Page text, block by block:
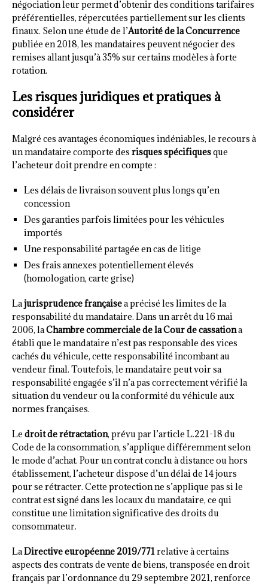
négociation leur permet d’obtenir des conditions tarifaires
préférentielles, répercutées partiellement sur les clients
finaux. Selon une étude de l’Autorité de la Concurrence
publiée en 2018, les mandataires peuvent négocier des
remises allant jusqu’à 35% sur certains modèles à forte
rotation.
Les risques juridiques et pratiques à
considérer
Malgré ces avantages économiques indéniables, le recours à
un mandataire comporte des risques spécifiquesque
l’acheteur doit prendre en compte :
Les délais de livraison souvent plus longs qu’en
concession
Des garanties parfois limitées pour les véhicules
importés
Une responsabilité partagée en cas de litige
Des frais annexes potentiellement élevés
(homologation, carte grise)
Lajurisprudence françaisea précisé les limites de la
responsabilité du mandataire. Dans un arrêt du 16 mai
2006, laChambre commerciale de la Cour de cassationa
établi que le mandataire n’est pas responsable des vices
cachés du véhicule, cette responsabilité incombant au
vendeur final. Toutefois, le mandataire peut voir sa
responsabilité engagée s’il n’a pas correctement vérifié la
situation du vendeur ou la conformité du véhicule aux
normes françaises.
Le droit de rétractation, prévu par l’article L.221-18 du
Code de la consommation, s’applique différemment selon
le mode d’achat. Pour un contrat conclu à distance ou hors
établissement, l’acheteur dispose d’un délai de 14 jours
pour se rétracter. Cette protection ne s’applique pas si le
contrat est signé dans les locaux du mandataire, ce qui
constitue une limitation significative des droits du
consommateur.
LaDirective européenne 2019/771relative à certains
aspects des contrats de vente de biens, transposée en droit
français par l’ordonnance du 29 septembre 2021, renforce